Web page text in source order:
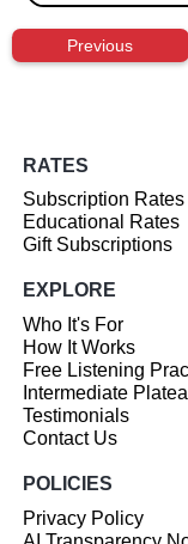
Previous
RATES
Subscription Rates
Educational Rates
Gift Subscriptions
EXPLORE
Who It's For
How It Works
Free Listening
Intermediate
Testimonials
Contact Us
POLICIES
Privacy Policy